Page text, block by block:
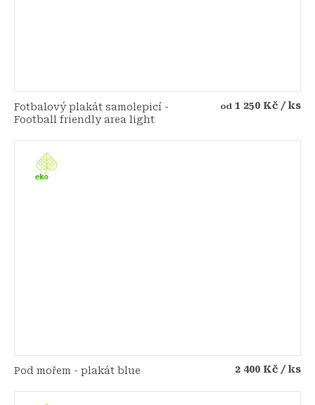
Fotbalový plakát samolepicí -
Football friendly area light
od 1 250 Kč / ks
Pod mořem - plakát blue 2 400 Kč / ks